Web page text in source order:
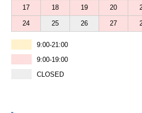
17 18 19 20
24 25 26 27
9:00-21:00
9:00-19:00
CLOSED